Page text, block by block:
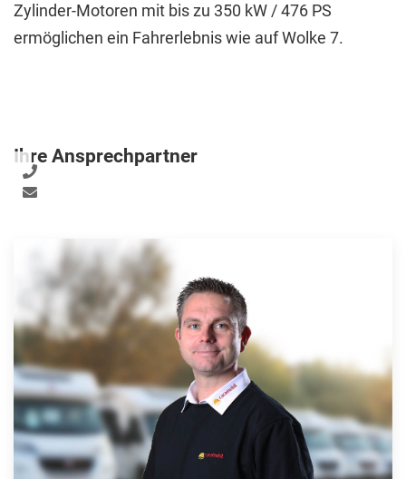
Zylinder-Motoren mit bis zu 350 kW / 476 PS
ermöglichen ein Fahrerlebnis wie auf Wolke 7.
Ihre Ansprechpartner